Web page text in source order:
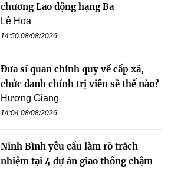
chương Lao động hạng Ba
Lê Hoa
14:50 08/08/2026
Đưa sĩ quan chính quy về cấp xã,
chức danh chính trị viên sẽ thế nào?
Hương Giang
14:04 08/08/2026
Ninh Bình yêu cầu làm rõ trách
nhiệm tại 4 dự án giao thông chậm